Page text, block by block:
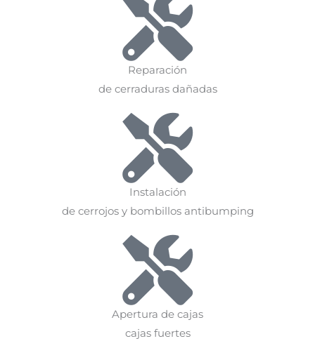
Reparación
de cerraduras dañadas
Instalación
de cerrojos y bombillos antibumping
Apertura de cajas
cajas fuertes